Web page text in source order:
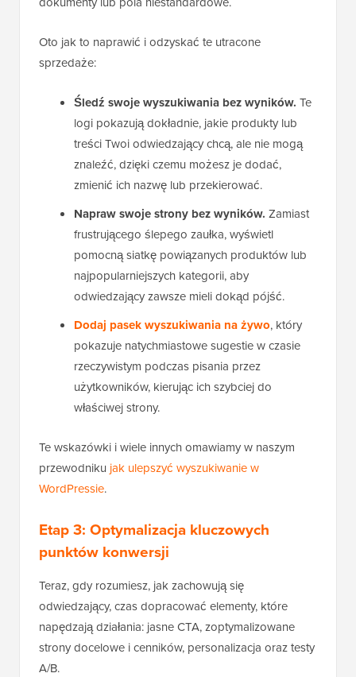
Oto jak to naprawić i odzyskać te utracone
sprzedaże:
Śledź swoje wyszukiwania bez wyników. Te
logi pokazują dokładnie, jakie produkty lub
treści Twoi odwiedzający chcą, ale nie mogą
znaleźć, dzięki czemu możesz je dodać,
zmienić ich nazwę lub przekierować.
Napraw swoje strony bez wyników. Zamiast
frustrującego ślepego zaułka, wyświetl
pomocną siatkę powiązanych produktów lub
najpopularniejszych kategorii, aby
odwiedzający zawsze mieli dokąd pójść.
Dodaj pasek wyszukiwania na żywo, który
pokazuje natychmiastowe sugestie w czasie
rzeczywistym podczas pisania przez
użytkowników, kierując ich szybciej do
właściwej strony.
Te wskazówki i wiele innych omawiamy w naszym
przewodniku jak ulepszyć wyszukiwanie w
WordPressie.
Etap 3: Optymalizacja kluczowych
punktów konwersji
Teraz, gdy rozumiesz, jak zachowują się
odwiedzający, czas dopracować elementy, które
napędzają działania: jasne CTA, zoptymalizowane
strony docelowe i cenników, personalizacja oraz testy
A/B.